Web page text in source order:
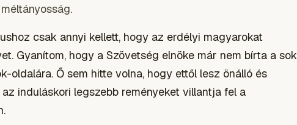
csak annyi kellett, hogy az erdélyi magyarokat
Gyanítom, hogy a Szövetség elnöke már nem bírta a sok
oldalára. Ő sem hitte volna, hogy ettől lesz önálló és
induláskori legszebb reményeket villantja fel a